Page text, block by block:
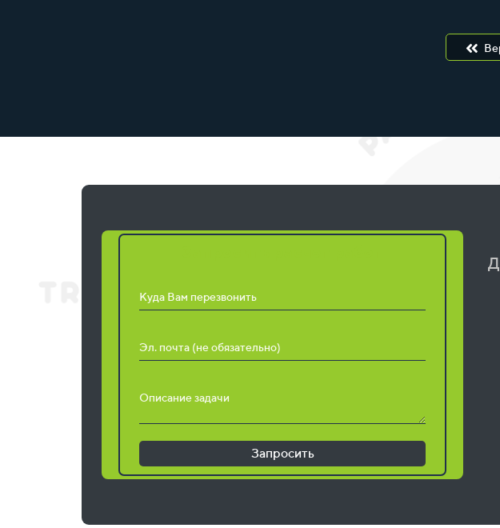
Куда Вам перезвонить
Эл. почта (не обязательно)
Описание задачи
Запросить